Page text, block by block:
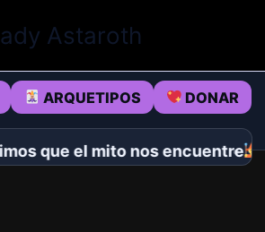
Astaroth
ARQUETIPOS DONAR
que el mito nos encuentre.